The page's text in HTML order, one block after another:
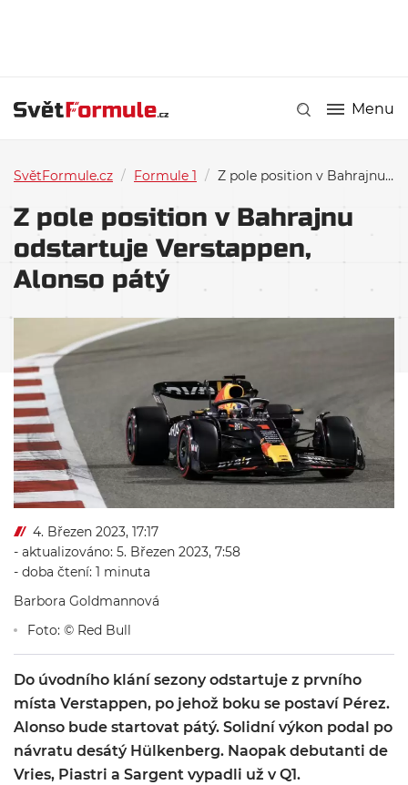
Menu
SvětFormule.cz / Formule 1 / Z pole position v Bahrajnu odstartuje Verstappen, Alonso pátý
Z pole position v Bahrajnu
odstartuje Verstappen,
Alonso pátý
4. Březen 2023, 17:17
- aktualizováno: 5. Březen 2023, 7:58
- doba čtení: 1 minuta
Barbora Goldmannová
Foto: © Red Bull
Do úvodního klání sezony odstartuje z prvního
místa Verstappen, po jehož boku se postaví Pérez.
Alonso bude startovat pátý. Solidní výkon podal po
návratu desátý Hülkenberg. Naopak debutanti de
Vries, Piastri a Sargent vypadli už v Q1.